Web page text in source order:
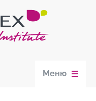
Меню